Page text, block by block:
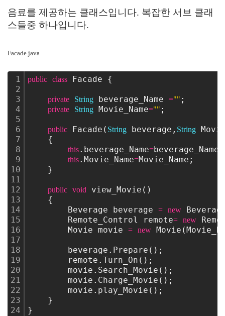
음료를 제공하는 클래스입니다. 복잡한 서브 클래
스들중 하나입니다.
Facade.java
1
2
3
4
5
6
7
8
9
10
11
12
13
14
15
16
17
18
19
20
21
22
23
24
public class Facade {
private String beverage_Name ="" ;
private String Movie_Name="" ;
public Facade( String beverage, String
{
this.beverage_Name=beverage_Name;
this.Movie_Name=Movie_Name;
}
public void
view_Movie()
{
Beverage beverage = new
Remote_Control remote= new
Movie movie = new
beverage.Prepare();
remote.Turn_On();
movie.Search_Movie();
movie.Charge_Movie();
movie.play_Movie();
}
}